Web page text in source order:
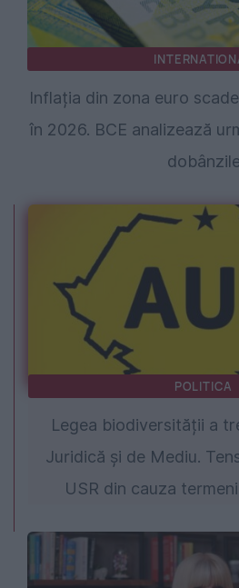
Inflația din zona euro
în 2026. BCE analizează
dobânzile
POLITICA
Legea biodiversității a
Juridică și de Mediu.
USR din cauza